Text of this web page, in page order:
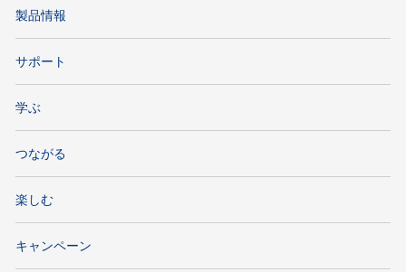
製品情報
サポート
学ぶ
つながる
楽しむ
キャンペーン